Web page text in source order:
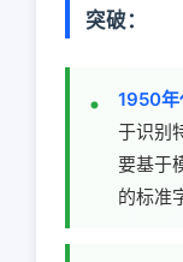
突破：
1950年
于识别
要基于
的标准